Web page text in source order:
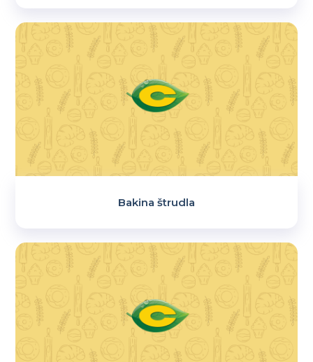
Bakina štrudla